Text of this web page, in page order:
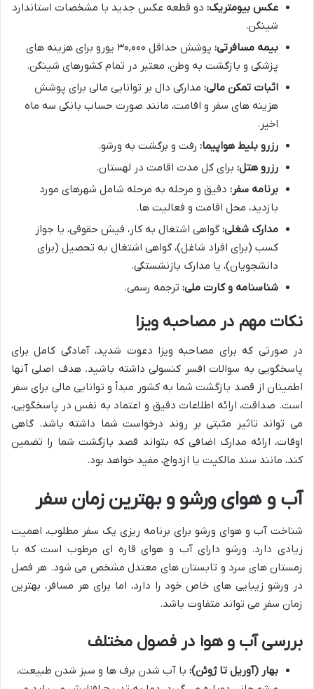
عکس بیومتریک: دو قطعه عکس جدید با مشخصات استاندارد
شینگن.
بیمه مسافرتی:
پوشش حداقل ۳۰,۰۰۰ یورو برای هزینه های
پزشکی و بازگشت به وطن، معتبر در تمام کشورهای شینگن.
اثبات تمکن مالی: مدارکی دال بر توانایی مالی برای پوشش
هزینه های سفر و اقامت، مانند صورت حساب بانکی سه ماه
اخیر.
رزرو بلیط هواپیما: رفت و برگشت به ورشو.
رزرو هتل: برای کل مدت اقامت در لهستان.
برنامه سفر: دقیق و مرحله به مرحله شامل شهرهای مورد
بازدید، محل اقامت و فعالیت ها.
مدارک شغلی: گواهی اشتغال به کار، فیش حقوقی، یا جواز
کسب (برای افراد شاغل)، گواهی اشتغال به تحصیل (برای
دانشجویان)، یا مدارک بازنشستگی.
شناسنامه و کارت ملی: ترجمه رسمی.
نکات مهم در مصاحبه ویزا
در صورتی که برای مصاحبه ویزا دعوت شدید، آمادگی کامل برای
پاسخگویی به سوالات افسر کنسولی داشته باشید. هدف اصلی آنها
اطمینان از قصد بازگشت شما به کشور مبدأ و توانایی مالی برای سفر
است. صداقت، ارائه اطلاعات دقیق و اعتماد به نفس در پاسخگویی،
می تواند تاثیر مثبتی بر روند درخواست شما داشته باشد. گاهی
اوقات، ارائه مدارک اضافی که بتواند قصد بازگشت شما را تضمین
کند، مانند سند مالکیت یا ازدواج، مفید خواهد بود.
آب و هوای ورشو و بهترین زمان سفر
شناخت آب و هوای ورشو برای برنامه ریزی یک سفر مطلوب، اهمیت
زیادی دارد. ورشو دارای آب و هوای قاره ای مرطوب است که با
زمستان های سرد و تابستان های معتدل مشخص می شود. هر فصل
در ورشو زیبایی های خاص خود را دارد، اما برای هر مسافر، بهترین
زمان سفر می تواند متفاوت باشد.
بررسی آب و هوا در فصول مختلف
بهار (آوریل تا ژوئن): با آب شدن برف ها و سبز شدن طبیعت،